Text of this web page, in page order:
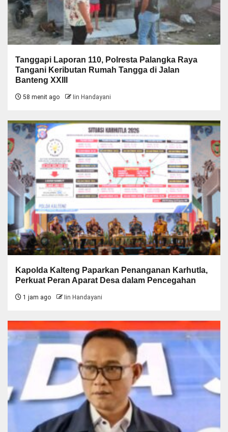
Tanggapi Laporan 110, Polresta Palangka Raya
Tangani Keributan Rumah Tangga di Jalan
Banteng XXIII
58 menit ago Iin Handayani
Kapolda Kalteng Paparkan Penanganan Karhutla,
Perkuat Peran Aparat Desa dalam Pencegahan
1 jam ago Iin Handayani